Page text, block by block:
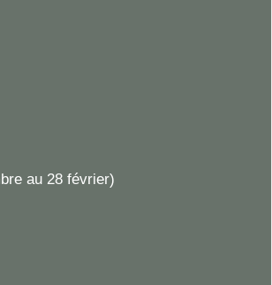
au 28 février)